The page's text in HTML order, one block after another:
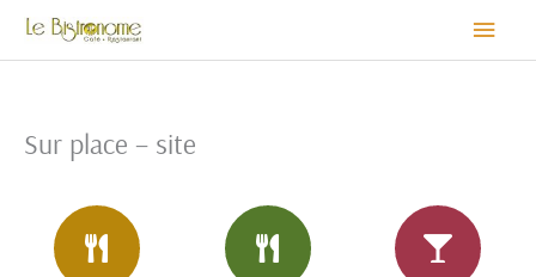
contenu
Menu
Sur place – site